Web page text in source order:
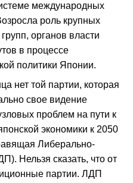
международных
роль крупных
органов власти
в процессе
политики Японии.
нет той партии, которая
свое видение
проблем на пути к
экономики к 2050
Либерально-
Нельзя сказать, что от
партии. ЛДП